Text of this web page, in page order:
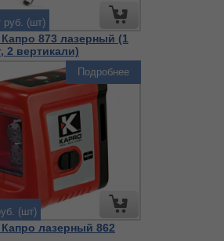
873 лазерный (1
2 вертикали)
руб. (шт)
лазерный 862
(шт)
Подробнее